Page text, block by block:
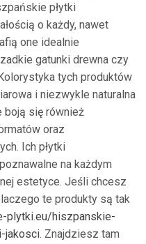
płytki
o każdy, nawet
one idealnie
gatunki drewna czy
tych produktów
i niezwykle naturalna
boją się również
oraz
Ich płytki
na każdym
estetyce. Jeśli chcesz
te produkty są tak
plytki.eu/hiszpanskie-
jakosci. Znajdziesz tam